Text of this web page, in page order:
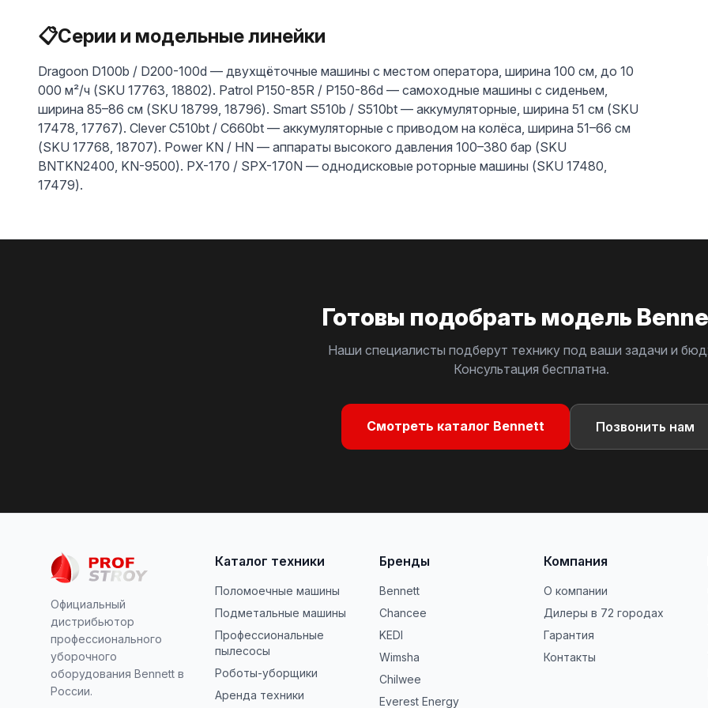
📋Серии и модельные линейки
Dragoon D100b / D200-100d — двухщёточные машины с местом оператора, ширина 100 см, до 10
000 м²/ч (SKU 17763, 18802). Patrol P150-85R / P150-86d — самоходные машины с сиденьем,
ширина 85–86 см (SKU 18799, 18796). Smart S510b / S510bt — аккумуляторные, ширина 51 см (SKU
17478, 17767). Clever C510bt / C660bt — аккумуляторные с приводом на колёса, ширина 51–66 см
(SKU 17768, 18707). Power KN / HN — аппараты высокого давления 100–380 бар (SKU
BNTKN2400, KN-9500). PX-170 / SPX-170N — однодисковые роторные машины (SKU 17480,
17479).
Готовы подобрать модель
Наши специалисты подберут технику под ваши задачи и
Консультация бесплатна.
Смотреть каталог Bennett Позвонить нам
Официальный
дистрибьютор
профессионального
уборочного
оборудования Bennett в
России.
Каталог техники
Поломоечные машины
Подметальные машины
Профессиональные
пылесосы
Роботы-уборщики
Аренда техники
Бренды
Bennett
Chancee
KEDI
Wimsha
Chilwee
Everest Energy
Компания
О компании
Дилеры в 72 городах
Гарантия
Контакты